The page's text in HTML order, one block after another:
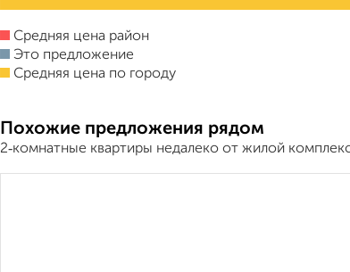
Средняя цена район
Это предложение
Средняя цена по городу
Похожие предложения рядом
2‑комнатные квартиры недалеко от жилой